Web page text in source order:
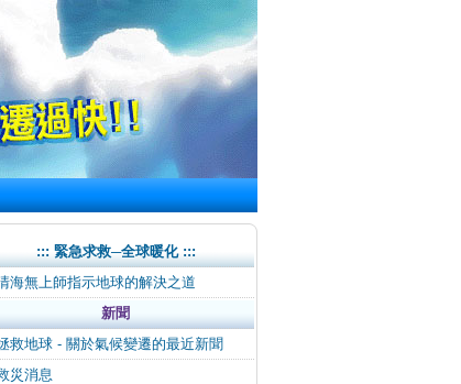
::: 緊急求救─全球暖化 :::
海無上師指示地球的解決之道
新聞
救地球 - 關於氣候變遷的最近新聞
災消息